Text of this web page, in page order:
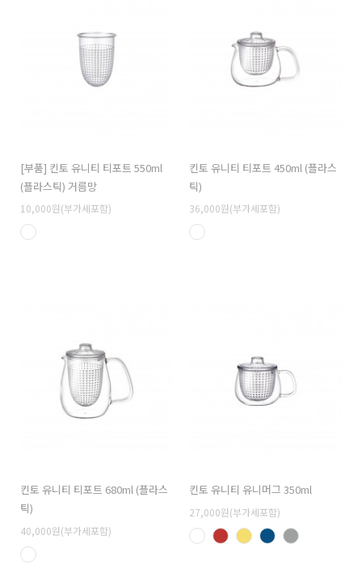
[부품] 킨토 유니티 티포트 550ml
(플라스틱) 거름망
10,000원(부가세포함)
킨토 유니티 티포트 450ml (플라스
틱)
36,000원(부가세포함)
킨토 유니티 티포트 680ml (플라스
틱)
40,000원(부가세포함)
킨토 유니티 유니머그 350ml
27,000원(부가세포함)